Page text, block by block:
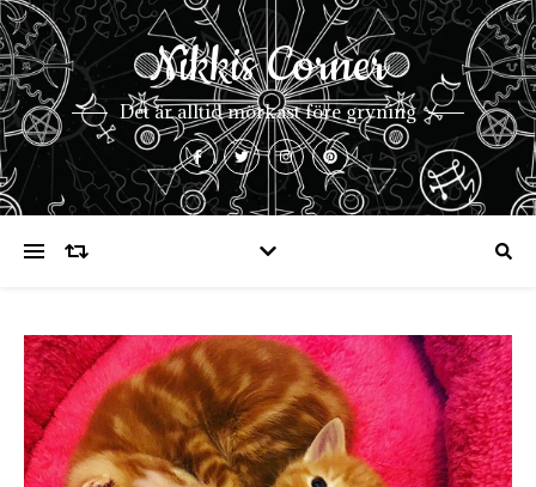
Nikkis Corner
Det är alltid mörkast före gryning